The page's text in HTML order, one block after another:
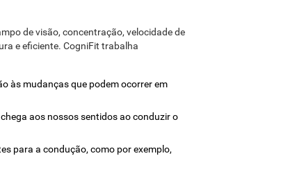
de visão, concentração, velocidade de
e eficiente. CogniFit trabalha
às mudanças que podem ocorrer em
aos nossos sentidos ao conduzir o
para a condução, como por exemplo,